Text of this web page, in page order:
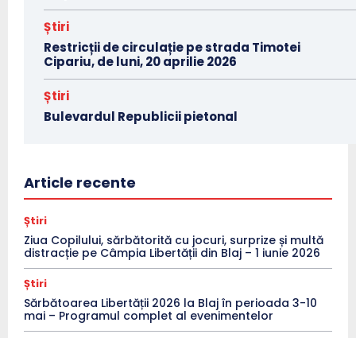
Știri
Restricții de circulație pe strada Timotei
Cipariu, de luni, 20 aprilie 2026
Știri
Bulevardul Republicii pietonal
Article recente
Știri
Ziua Copilului, sărbătorită cu jocuri, surprize și multă
distracție pe Câmpia Libertății din Blaj – 1 iunie 2026
Știri
Sărbătoarea Libertății 2026 la Blaj în perioada 3-10
mai – Programul complet al evenimentelor